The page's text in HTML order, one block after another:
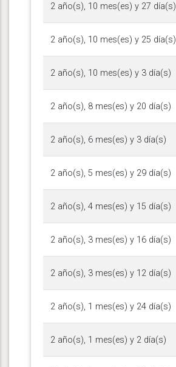
2 año(s), 10 mes(es) y 27 día(s)
2 año(s), 10 mes(es) y 25 día(s)
2 año(s), 10 mes(es) y 3 día(s)
2 año(s), 8 mes(es) y 20 día(s)
2 año(s), 6 mes(es) y 3 día(s)
2 año(s), 5 mes(es) y 29 día(s)
2 año(s), 4 mes(es) y 15 día(s)
2 año(s), 3 mes(es) y 16 día(s)
2 año(s), 3 mes(es) y 12 día(s)
2 año(s), 1 mes(es) y 24 día(s)
2 año(s), 1 mes(es) y 2 día(s)